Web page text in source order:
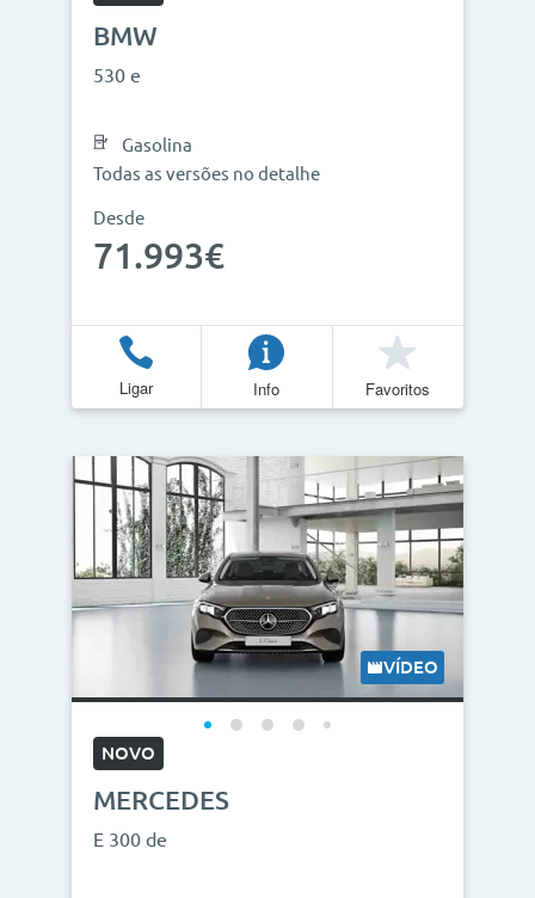
BMW
530 e
Gasolina
Todas as versões no detalhe
Desde
71.993€
Ligar Info Favoritos
VÍDEO
NOVO
MERCEDES
E 300 de